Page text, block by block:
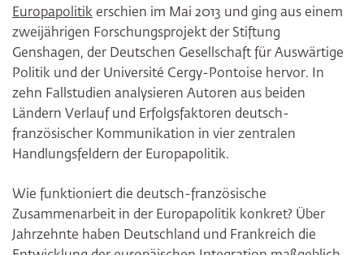
Europapolitik erschien im Mai 2013 und ging aus einem
zweijährigen Forschungsprojekt der Stiftung
Genshagen, der Deutschen Gesellschaft für Auswärtige
Politik und der Université Cergy-Pontoise hervor. In
zehn Fallstudien analysieren Autoren aus beiden
Ländern Verlauf und Erfolgsfaktoren deutsch-
französischer Kommunikation in vier zentralen
Handlungsfeldern der Europapolitik.
Wie funktioniert die deutsch-französische
Zusammenarbeit in der Europapolitik konkret? Über
Jahrzehnte haben Deutschland und Frankreich die